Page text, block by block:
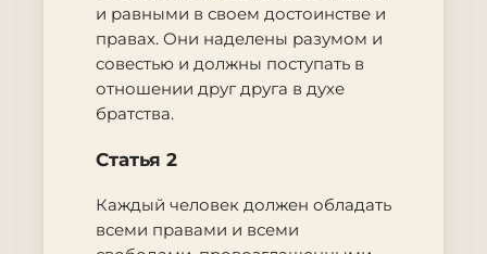
и равными в своем достоинстве и
правах. Они наделены разумом и
совестью и должны поступать в
отношении друг друга в духе
братства.
Статья 2
Каждый человек должен обладать
всеми правами и всеми